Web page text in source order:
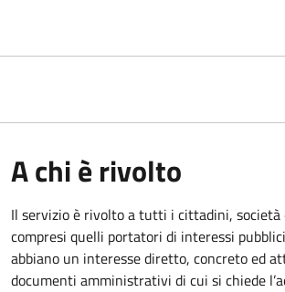
A chi è rivolto
Il servizio è rivolto a tutti i cittadini, società
compresi quelli portatori di interessi
abbiano un interesse diretto, concreto ed
documenti amministrativi di cui si chiede